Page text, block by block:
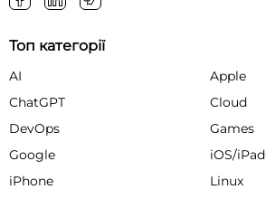
Топ категорії
AI
Apple
ChatGPT
Cloud
DevOps
Games
Google
iOS/
iPhone
Linux